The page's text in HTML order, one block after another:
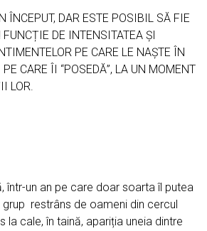
ÎNCEPUT, DAR ESTE POSIBIL SĂ FIE
FUNCȚIE DE INTENSITATEA ȘI
PE CARE LE NAȘTE ÎN
CARE ÎI “POSEDĂ”, LA UN MOMENT
LOR.
într-un an pe care doar soarta îl putea
grup restrâns de oameni din cercul
la cale, în taină, apariția uneia dintre